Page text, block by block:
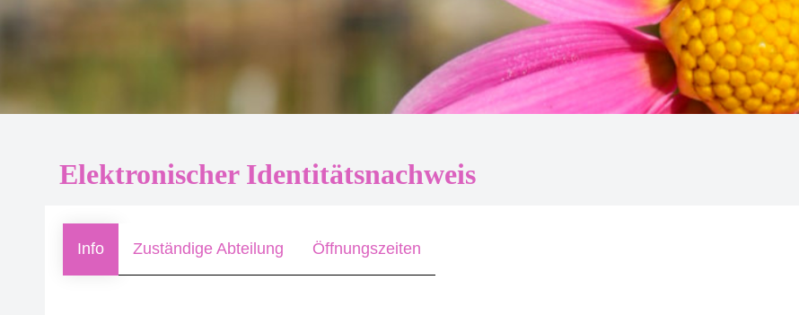
Elektronischer Identitätsnachweis
Info Zuständige Abteilung Öffnungszeiten